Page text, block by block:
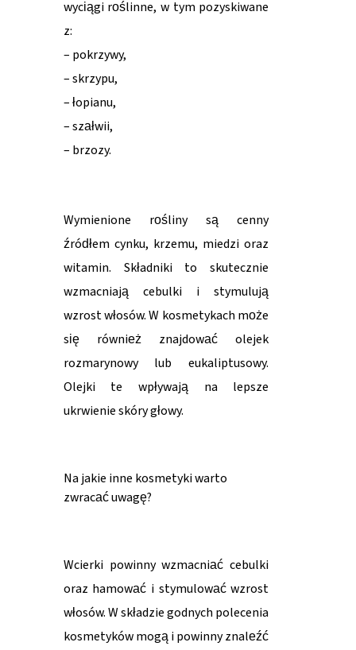
wyciągi roślinne, w tym pozyskiwane
z:
– pokrzywy,
– skrzypu,
– łopianu,
– szałwii,
– brzozy.
Wymienione rośliny są cenny
źródłem cynku, krzemu, miedzi oraz
witamin. Składniki to skutecznie
wzmacniają cebulki i stymulują
wzrost włosów. W kosmetykach może
się również znajdować olejek
rozmarynowy lub eukaliptusowy.
Olejki te wpływają na lepsze
ukrwienie skóry głowy.
Na jakie inne kosmetyki warto
zwracać uwagę?
Wcierki powinny wzmacniać cebulki
oraz hamować i stymulować wzrost
włosów. W składzie godnych polecenia
kosmetyków mogą i powinny znaleźć